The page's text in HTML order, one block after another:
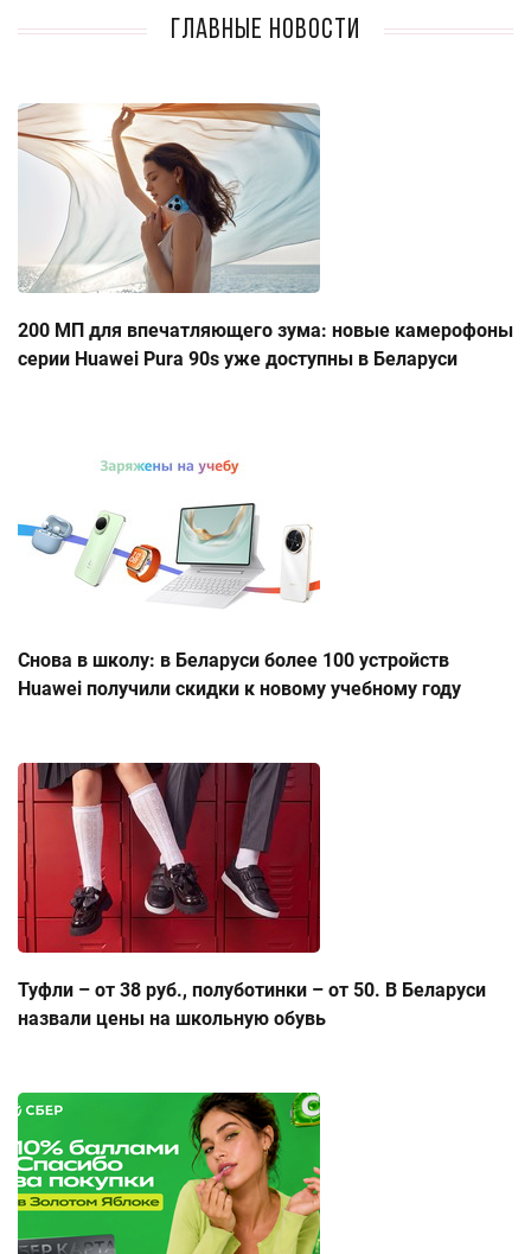
Главные новости
200 МП для впечатляющего зума: новые камерофоны
серии Huawei Pura 90s уже доступны в Беларуси
Снова в школу: в Беларуси более 100 устройств
Huawei получили скидки к новому учебному году
Туфли – от 38 руб., полуботинки – от 50. В Беларуси
назвали цены на школьную обувь